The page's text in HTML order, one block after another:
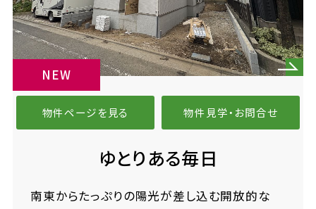
NEW
物件ページを見る 物件見学・お問合せ
ゆとりある毎日
南東からたっぷりの陽光が差し込む開放的な